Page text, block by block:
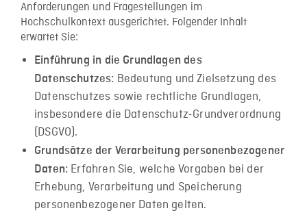
Anforderungen und Fragestellungen im
Hochschulkontext ausgerichtet. Folgender Inhalt
erwartet Sie:
Einführung in die Grundlagen des
Datenschutzes: Bedeutung und Zielsetzung des
Datenschutzes sowie rechtliche Grundlagen,
insbesondere die Datenschutz-Grundverordnung
(DSGVO).
Grundsätze der Verarbeitung personenbezogener
Daten: Erfahren Sie, welche Vorgaben bei der
Erhebung, Verarbeitung und Speicherung
personenbezogener Daten gelten.